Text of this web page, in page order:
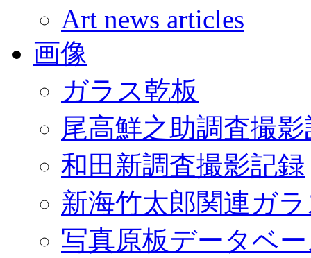
Art news articles
画像
ガラス乾板
尾高鮮之助調査撮
和田新調査撮影記録
新海竹太郎関連ガ
写真原板データベ